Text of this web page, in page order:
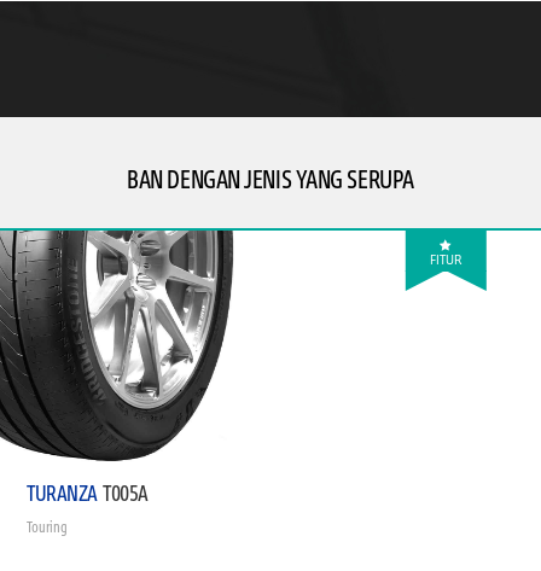
BAN DENGAN JENIS YANG SERUPA
FITUR
TURANZAT005A
Touring